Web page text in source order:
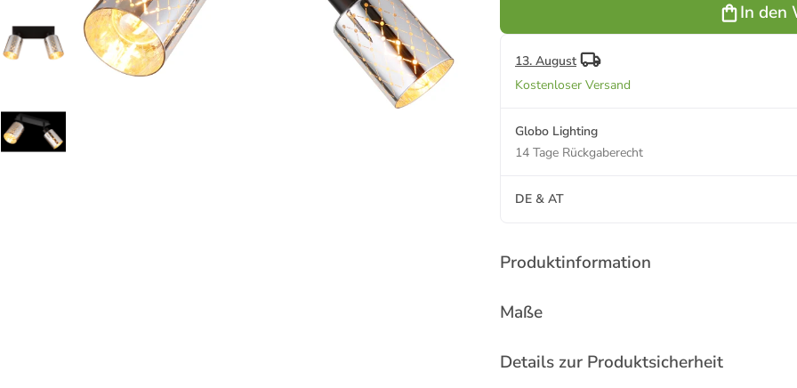
In den
13. August
Kostenloser Versand
Globo Lighting
14 Tage Rückgaberecht
DE & AT
Produktinformation
Maße
Details zur Produktsicherheit